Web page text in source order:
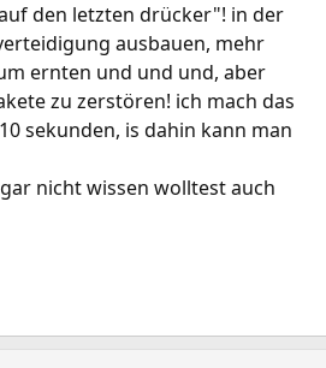
den letzten drücker"! in der
ausbauen, mehr
ernten und und und, aber
zu zerstören! ich mach das
sekunden, is dahin kann man
nicht wissen wolltest auch